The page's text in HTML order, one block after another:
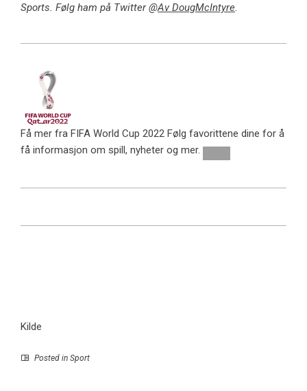
Sports. Følg ham på Twitter @Av DougMcIntyre.
Få mer fra FIFA World Cup 2022 Følg favorittene dine for å
få informasjon om spill, nyheter og mer.
Kilde
Posted in Sport